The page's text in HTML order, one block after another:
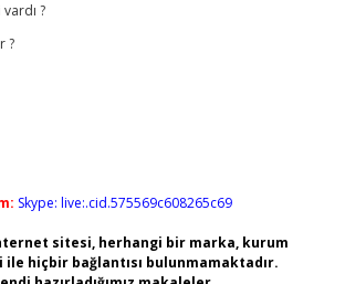
?
?
Skype: live:.cid.575569c608265c69
sitesi, herhangi bir marka, kurum
ile hiçbir bağlantısı bulunmamaktadır.